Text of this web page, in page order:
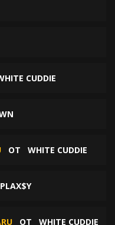
CUDDIE
ОТ WHITE CUDDIE
PLAX$Y
ОТ WHITE CUDDIE